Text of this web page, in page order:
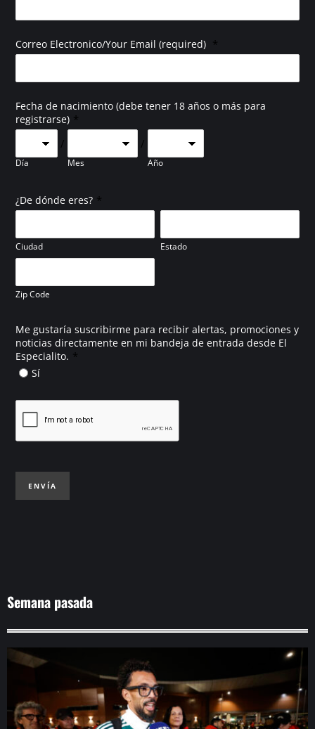
Correo Electronico/Your Email (required) *
Fecha de nacimiento (debe tener 18 años o más para
registrarse) *
Día
/
Mes
/
Año
¿De dónde eres? *
Ciudad Estado
Zip Code
Me gustaría suscribirme para recibir alertas, promociones y
noticias directamente en mi bandeja de entrada desde El
Especialito. *
Sí
ENVÍA
Semana pasada